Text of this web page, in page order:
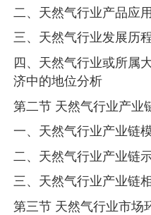
二、天然气行业产品应
三、天然气行业发展历
四、天然气行业或所属
济中的地位分析
第二节 天然气行业产业
一、天然气行业产业链
二、天然气行业产业链
三、天然气行业产业链
第三节 天然气行业市场